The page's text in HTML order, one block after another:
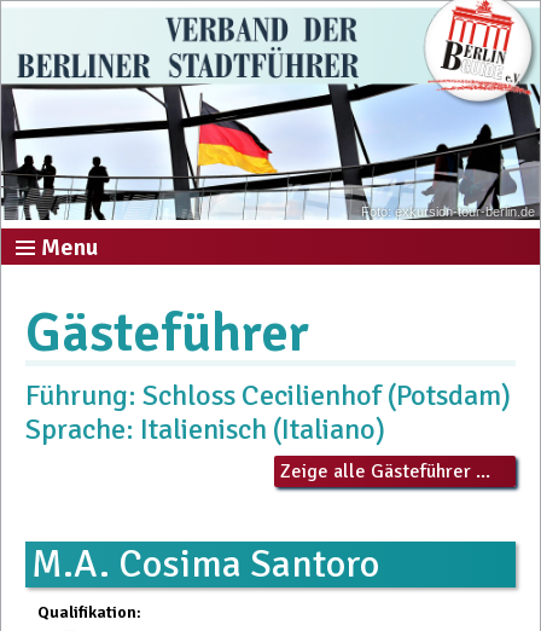
Foto: exkursion-tour-berlin.de
Menu
Gästeführer
Führung: Schloss Cecilienhof (Potsdam)
Sprache: Italienisch (Italiano)
Zeige alle Gästeführer ...
M.A. Cosima Santoro
Qualifikation: